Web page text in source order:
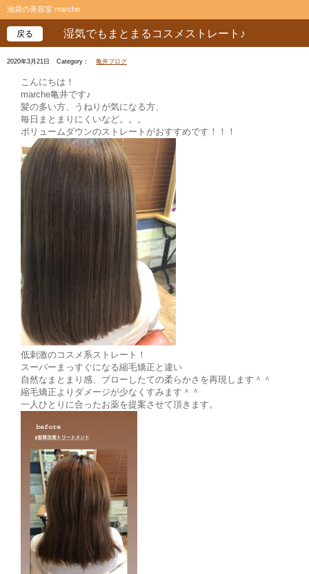
池袋の美容室 marche
湿気でもまとまるコスメストレート♪
戻る
2020年3月21日 Category： 亀井ブログ
こんにちは！
marche亀井です♪
髪の多い方、うねりが気になる方、
毎日まとまりにくいなど。。。
ボリュームダウンのストレートがおすすめです！！！
低刺激のコスメ系ストレート！
スーパーまっすぐになる縮毛矯正と違い
自然なまとまり感、ブローしたての柔らかさを再現します＾＾
縮毛矯正よりダメージが少なくすみます＾＾
一人ひとりに合ったお薬を提案させて頂きます。